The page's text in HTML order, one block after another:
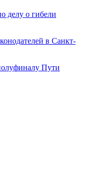
делу о гибели
в Санкт-
Пути